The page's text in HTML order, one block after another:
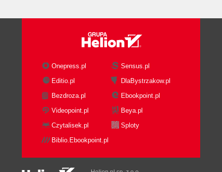
Onepress.pl
Sensus.pl
Editio.pl
DlaBystrzakow.pl
Bezdroza.pl
Ebookpoint.pl
Videopoint.pl
Beya.pl
Czytalisek.pl
Sploty
Biblio.Ebookpoint.pl